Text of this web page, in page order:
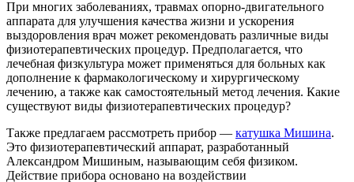
При многих заболеваниях, травмах опорно-двигательного
аппарата для улучшения качества жизни и ускорения
выздоровления врач может рекомендовать различные виды
физиотерапевтических процедур. Предполагается, что
лечебная физкультура может применяться для больных как
дополнение к фармакологическому и хирургическому
лечению, а также как самостоятельный метод лечения. Какие
существуют виды физиотерапевтических процедур?
Также предлагаем рассмотреть прибор — катушка Мишина.
Это физиотерапевтический аппарат, разработанный
Александром Мишиным, называющим себя физиком.
Действие прибора основано на воздействии